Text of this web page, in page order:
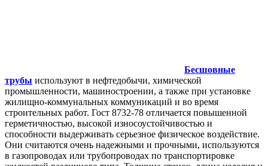
Бесшовные
трубы используют в нефтедобычи, химической
промышленности, машиностроении, а также при установке
жилищно-коммунальных коммуникаций и во время
строительных работ. Гост 8732-78 отличается повышенной
герметичностью, высокой износоустойчивостью и
способности выдерживать серьезное физическое воздействие.
Они считаются очень надежными и прочными, используются
в газопроводах или трубопроводах по транспортировке